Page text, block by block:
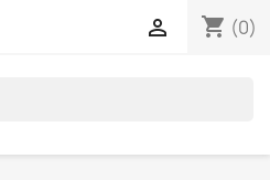
shopping_cart (0)
